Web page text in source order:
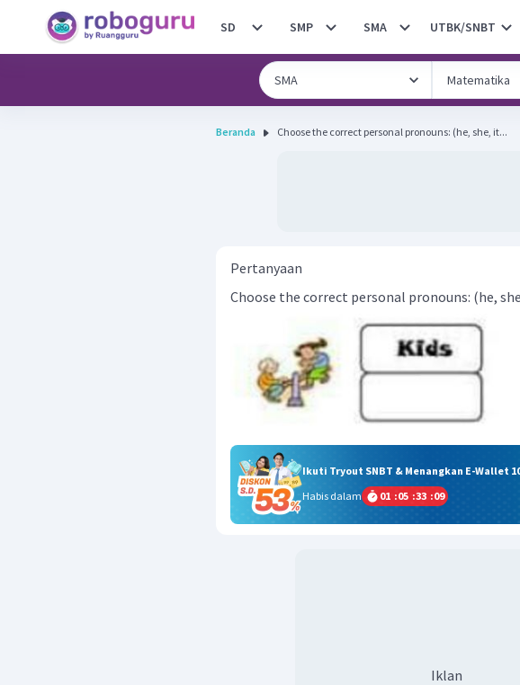
SD SMP SMA UTBK/SNBT
Beranda Choose the correct personal pronouns: (he, she, it...
Pertanyaan
Choose the correct personal pronouns: (he,
Ikuti Tryout SNBT & Menangkan E-Wallet
Habis dalam
01 :05 :33 :09
Iklan